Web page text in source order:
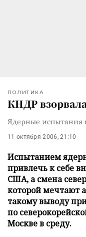
ПОЛИТИКА
КНДР
Ядерные испытания
11 октября 2006, 21:10
Испытанием
привлечь к себе
США, а смена
которой мечтают
такому выводу
по
Москве в среду.